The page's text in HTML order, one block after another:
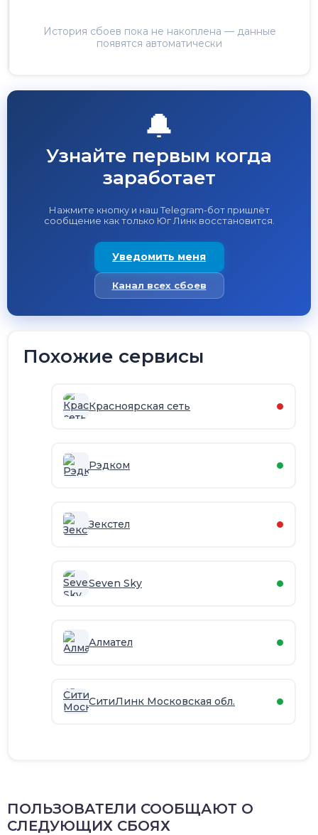
История сбоев пока не накоплена — данные
появятся автоматически
🔔
Узнайте первым когда
заработает
Нажмите кнопку и наш Telegram-бот пришлёт
сообщение как только Юг Линк восстановится.
Уведомить меня
Канал всех сбоев
Похожие сервисы
Красноярская сеть
Рэдком
Зекстел
Seven Sky
Алмател
СитиЛинк Московская обл.
ПОЛЬЗОВАТЕЛИ СООБЩАЮТ О
СЛЕДУЮЩИХ СБОЯХ